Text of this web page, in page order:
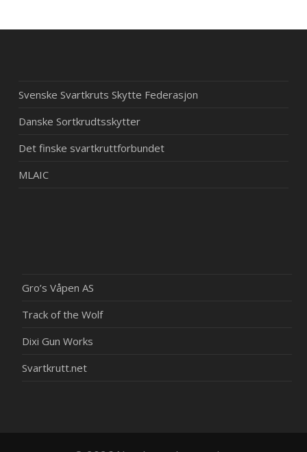
Svenske Svartkruts Skytte Federasjon
Danske Sortkrudtsskytter
Det finske svartkruttforbundet
MLAIC
Gro’s Våpen AS
Track of the Wolf
Dixi Gun Works
Svartkrutt.net